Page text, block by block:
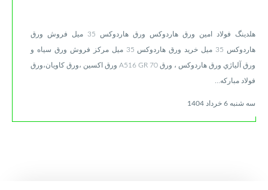
هلدینگ فولاد امین ورق هاردوکس ورق هاردوکس 35 میل فروش ورق
هاردوکس 35 میل خرید ورق هاردوکس 35 میل مركز فروش ورق سياه و
ورق آلياژي ورق هاردوکس ، ورق A516 GR 70 ورق اكسين ،ورق كاويان،ورق
فولاد مباركه...
سه شنبه 6 خرداد 1404